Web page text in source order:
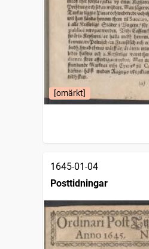
[omärkt]
1645-01-04
Posttidningar